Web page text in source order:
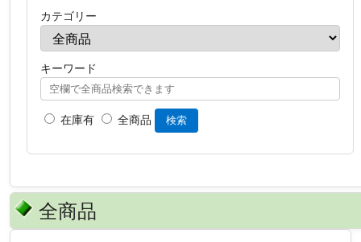
カテゴリー
キーワード
在庫有 全商品 検索
全商品